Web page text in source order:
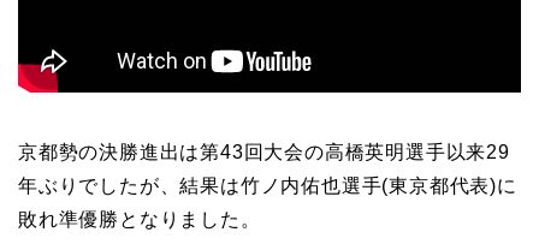
京都勢の決勝進出は第43回大会の高橋英明選手以来29
年ぶりでしたが、結果は竹ノ内佑也選手(東京都代表)に
敗れ準優勝となりました。